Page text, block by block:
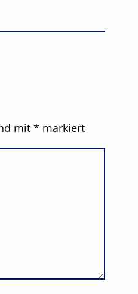
mit * markiert